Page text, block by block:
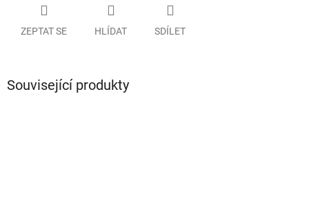
ZEPTAT SE HLÍDAT SDÍLET
Související produkty